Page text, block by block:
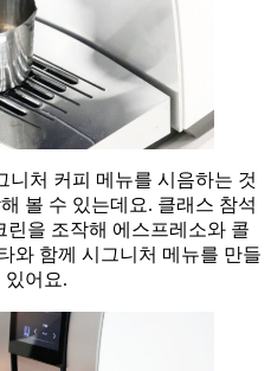
니처 커피 메뉴를 시음하는 것
볼 수 있는데요. 클래스 참석
린을 조작해 에스프레소와 콜
와 함께 시그니처 메뉴를 만들
있어요.